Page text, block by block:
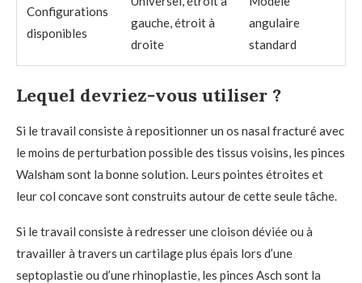
Configurations
disponibles
gauche, étroit à
droite
angulaire
standard
Lequel devriez-vous utiliser ?
Si le travail consiste à repositionner un os nasal fracturé avec
le moins de perturbation possible des tissus voisins, les pinces
Walsham sont la bonne solution. Leurs pointes étroites et
leur col concave sont construits autour de cette seule tâche.
Si le travail consiste à redresser une cloison déviée ou à
travailler à travers un cartilage plus épais lors d’une
septoplastie ou d’une rhinoplastie, les pinces Asch sont la